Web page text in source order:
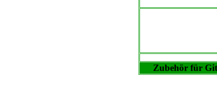
Zubehör für